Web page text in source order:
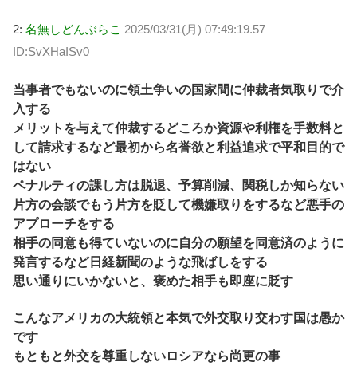
2: 名無しどんぶらこ 2025/03/31(月) 07:49:19.57
ID:SvXHaISv0
当事者でもないのに領土争いの国家間に仲裁者気取りで介
入する
メリットを与えて仲裁するどころか資源や利権を手数料と
して請求するなど最初から名誉欲と利益追求で平和目的で
はない
ペナルティの課し方は脱退、予算削減、関税しか知らない
片方の会談でもう片方を貶して機嫌取りをするなど悪手の
アプローチをする
相手の同意も得ていないのに自分の願望を同意済のように
発言するなど日経新聞のような飛ばしをする
思い通りにいかないと、褒めた相手も即座に貶す
こんなアメリカの大統領と本気で外交取り交わす国は愚か
です
もともと外交を尊重しないロシアなら尚更の事